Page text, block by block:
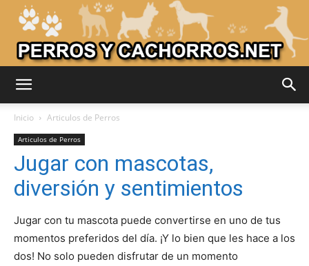
Perros
–
Inicio Articulos de Perros
Articulos de Perros
Jugar con mascotas,
diversión y sentimientos
Jugar con tu mascota puede convertirse en uno de tus
momentos preferidos del día. ¡Y lo bien que les hace a los
dos! No solo pueden disfrutar de un momento